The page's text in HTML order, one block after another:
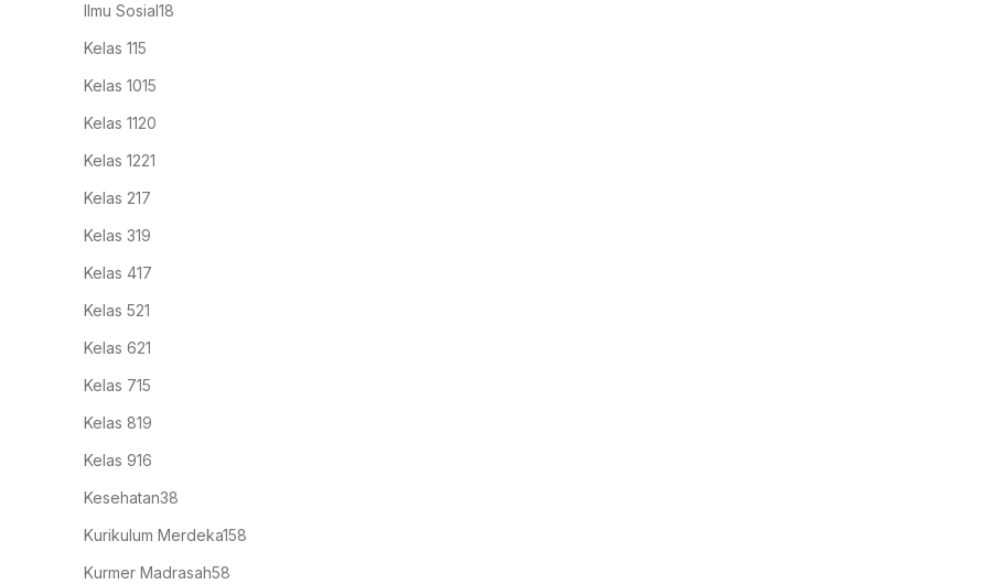
Ilmu Sosial18
Kelas 115
Kelas 1015
Kelas 1120
Kelas 1221
Kelas 217
Kelas 319
Kelas 417
Kelas 521
Kelas 621
Kelas 715
Kelas 819
Kelas 916
Kesehatan38
Kurikulum Merdeka158
Kurmer Madrasah58